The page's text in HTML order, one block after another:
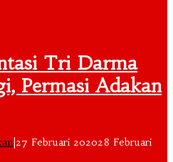
Tri Darma
Permasi Adakan
27 Februari 202028 Februari